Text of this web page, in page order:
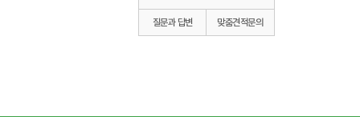
질문과 답변 맞춤견적문의